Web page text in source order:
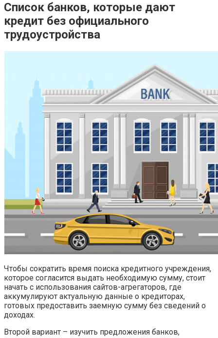
Список банков, которые дают
кредит без официального
трудоустройства
Чтобы сократить время поиска кредитного учреждения,
которое согласится выдать необходимую сумму, стоит
начать с использования сайтов-агрегаторов, где
аккумулируют актуальную данные о кредиторах,
готовых предоставить заемную сумму без сведений о
доходах.
Второй вариант – изучить предложения банков,